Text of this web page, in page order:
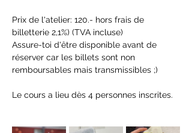
Prix de l'atelier: 120.- hors frais de
billetterie 2,1%) (TVA incluse)
Assure-toi d'être disponible avant de
réserver car les billets sont non
remboursables mais transmissibles ;)
Le cours a lieu dès 4 personnes inscrites.